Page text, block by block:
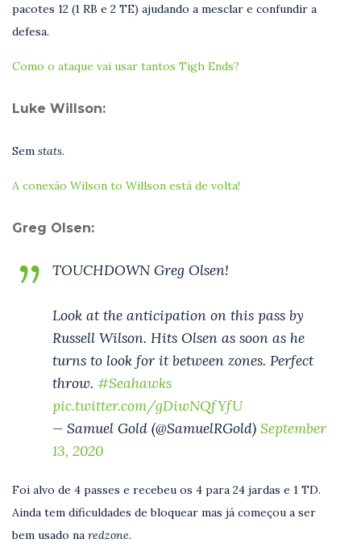
pacotes 12 (1 RB e 2 TE) ajudando a mesclar e confundir a
defesa.
Como o ataque vai usar tantos Tigh Ends?
Luke Willson:
Sem stats.
A conexão Wilson to Willson está de volta!
Greg Olsen:
TOUCHDOWN Greg Olsen!
Look at the anticipation on this pass by
Russell Wilson. Hits Olsen as soon as he
turns to look for it between zones. Perfect
throw. #Seahawks
pic.twitter.com/gDiwNQfYfU
— Samuel Gold (@SamuelRGold) September
13, 2020
Foi alvo de 4 passes e recebeu os 4 para 24 jardas e 1 TD.
Ainda tem dificuldades de bloquear mas já começou a ser
bem usado na redzone.